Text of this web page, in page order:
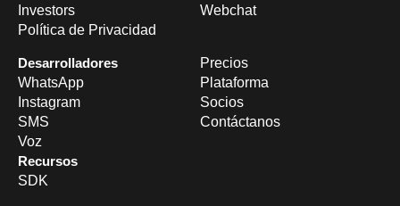
Investors
Política de Privacidad
Webchat
Desarrolladores
WhatsApp
Instagram
SMS
Voz
Recursos
SDK
Precios
Plataforma
Socios
Contáctanos